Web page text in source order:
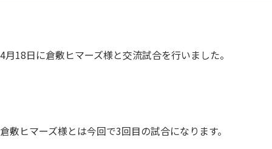
4月18日に倉敷ヒマーズ様と交流試合を行いました。
倉敷ヒマーズ様とは今回で3回目の試合になります。